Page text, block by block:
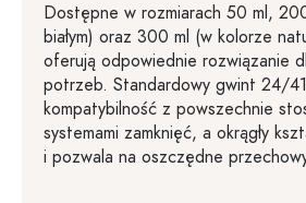
Dostępne w rozmiarach 50 ml,
białym) oraz 300 ml (w kolorze
oferują odpowiednie rozwiązanie
potrzeb. Standardowy gwint 24/
kompatybilność z powszechnie
systemami zamknięć, a okrągły
i pozwala na oszczędne